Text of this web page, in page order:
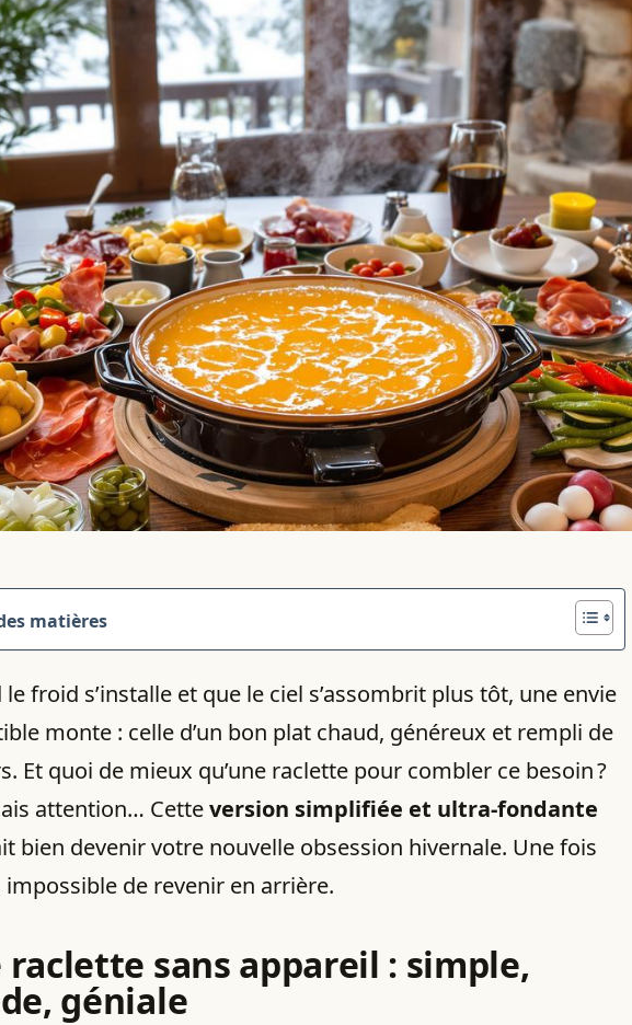
matières
le froid s’installe et que le ciel s’assombrit plus tôt, une envie
monte : celle d’un bon plat chaud, généreux et rempli de
Et quoi de mieux qu’une raclette pour combler ce besoin ?
attention… Cetteversion simplifiée et ultra-fondante
bien devenir votre nouvelle obsession hivernale. Une fois
impossible de revenir en arrière.
raclette sans appareil : simple,
géniale